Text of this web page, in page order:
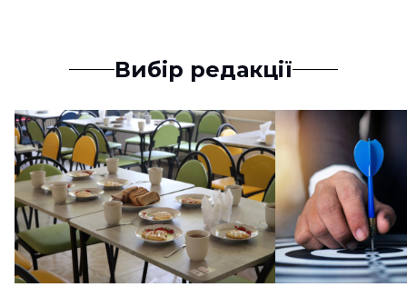
Вибір редакції